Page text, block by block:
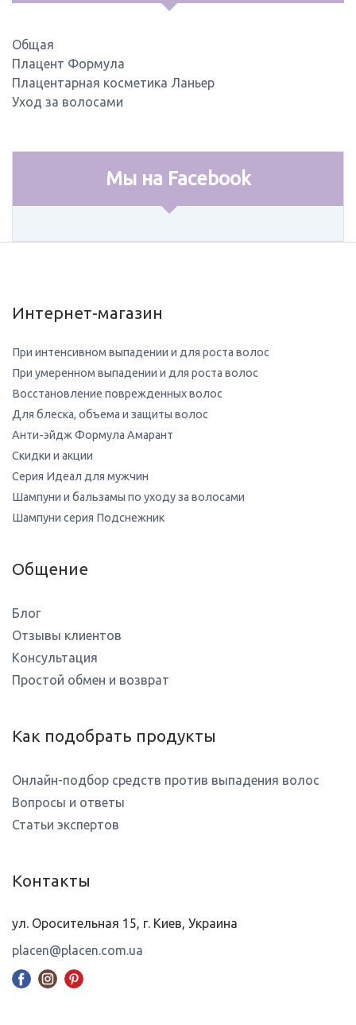
Общая
Плацент Формула
Плацентарная косметика Ланьер
Уход за волосами
Мы на Facebook
Интернет-магазин
При интенсивном выпадении и для роста волос
При умеренном выпадении и для роста волос
Восстановление поврежденных волос
Для блеска, объема и защиты волос
Анти-эйдж Формула Амарант
Скидки и акции
Серия Идеал для мужчин
Шампуни и бальзамы по уходу за волосами
Шампуни серия Подснежник
Общение
Блог
Отзывы клиентов
Консультация
Простой обмен и возврат
Как подобрать продукты
Онлайн-подбор средств против выпадения волос
Вопросы и ответы
Статьи экспертов
Контакты
ул. Оросительная 15, г. Киев, Украина
placen@placen.com.ua